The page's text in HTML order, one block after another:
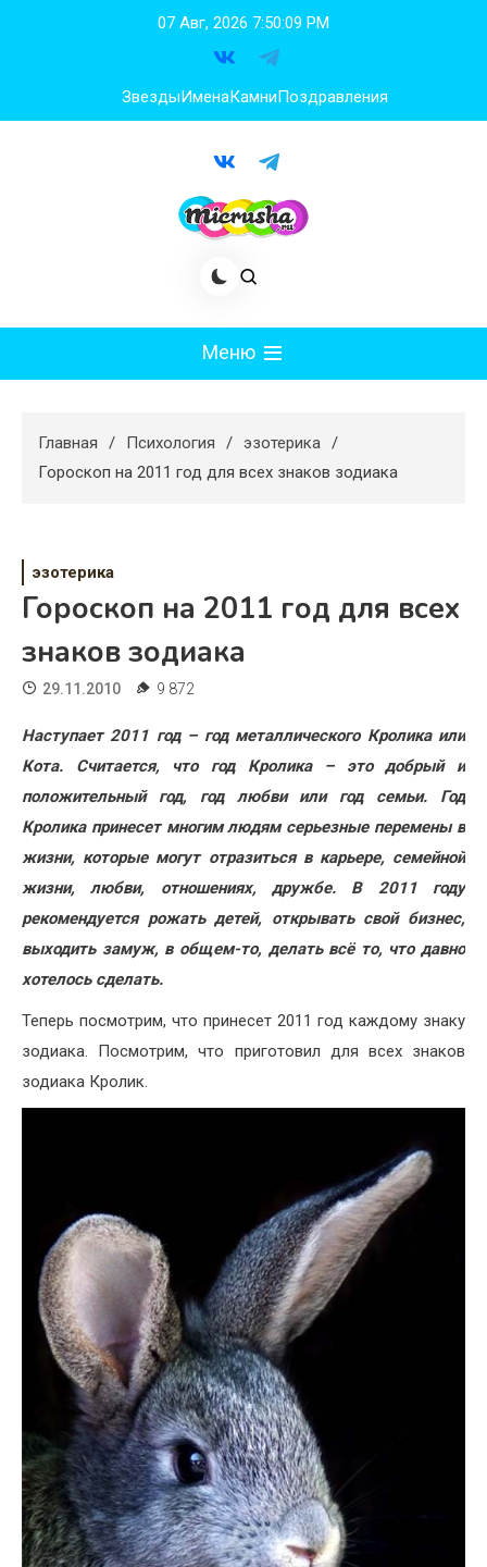
07 Авг, 2026 7:50:10 PM
ЗвездыИменаКамниПоздравления
Меню
Худеем
Свадьба
Жизнь
Хобби
Красота
Недвижимость
Главная Психология
эзотерика
Гороскоп на 2011 год для всех знаков зодиака
эзотерика
Гороскоп на 2011 год для всех
знаков зодиака
29.11.2010 9 872
Наступает 2011 год – год металлического Кролика или
Кота. Считается, что год Кролика – это добрый и
положительный год, год любви или год семьи. Год
Кролика принесет многим людям серьезные перемены в
жизни, которые могут отразиться в карьере, семейной
жизни, любви, отношениях, дружбе. В 2011 году
рекомендуется рожать детей, открывать свой бизнес,
выходить замуж, в общем-то, делать всё то, что давно
хотелось сделать.
Теперь посмотрим, что принесет 2011 год каждому знаку
зодиака. Посмотрим, что приготовил для всех знаков
зодиака Кролик.